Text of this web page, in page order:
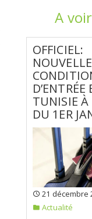
DES PAYS
A
OFFICIEL:
D’ENTRÉE
TUNISIE À
DU 1ER
21 décembre
Actualité